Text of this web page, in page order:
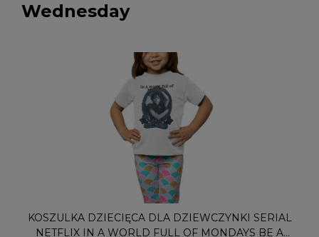
Wednesday
KOSZULKA DZIECIĘCA DLA DZIEWCZYNKI SERIAL
NETFLIX IN A WORLD FULL OF MONDAYS BE A